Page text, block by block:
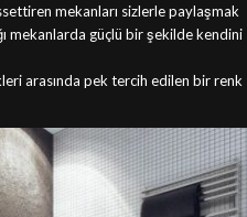
mekanları sizlerle paylaşmak
mekanlarda güçlü bir şekilde kendini
arasında pek tercih edilen bir renk